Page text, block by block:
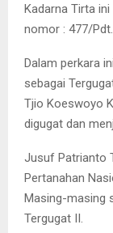
Kadarna Tirta
nomor : 477/
Dalam perkara
sebagai
Tjio Koeswoyo
digugat dan
Jusuf Patrianto
Pertanahan
Masing-masing
Tergugat II.